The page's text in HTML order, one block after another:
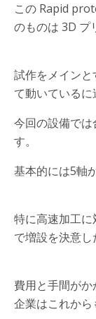
この Rapid
のものは 3D プ
試作をメイン
て動いているに
今回の設備で
す。
基本的には5軸
特に高速加工
で増設を決意し
費用と手間が
企業はこれから